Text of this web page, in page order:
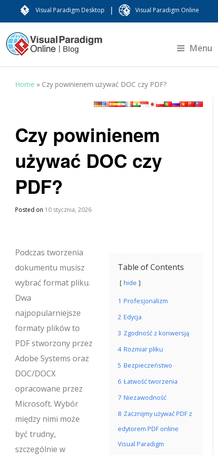
Visual Paradigm Desktop | Visual Paradigm Online
Menu
Home » Czy powinienem używać DOC czy PDF?
Czy powinienem
używać DOC czy
PDF?
Posted on 10 stycznia, 2026
Table of Contents
hide
1 Profesjonalizm
2 Edycja
3 Zgodność z konwersją
4 Rozmiar pliku
5 Bezpieczeństwo
6 Łatwość tworzenia
7 Niezawodność
8 Zacznijmy używać PDF z
edytorem PDF online
Visual Paradigm
Podczas tworzenia
dokumentu musisz
wybrać format pliku.
Dwa
najpopularniejsze
formaty plików to
PDF stworzony przez
Adobe Systems oraz
DOC/DOCX
opracowane przez
Microsoft. Wybór
między nimi może
być trudny,
szczególnie w